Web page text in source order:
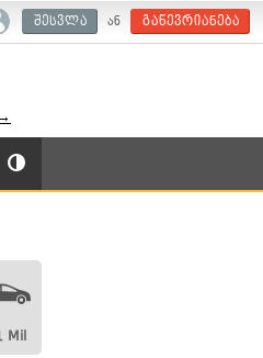
შესვლა ან გაწევრიანება
Mil